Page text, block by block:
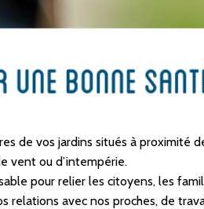
de vos jardins situés à proximité
vent ou d’intempérie.
pour relier les citoyens, les
relations avec nos proches, de